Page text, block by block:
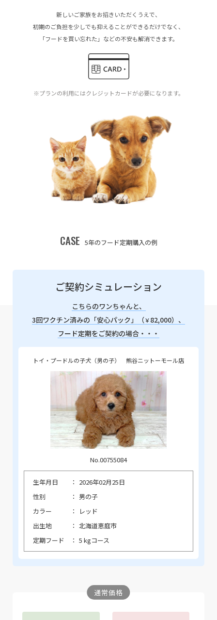
新しいご家族をお招きいただくうえで、
初期のご負担を少しでも抑えることができるだけでなく、
「フードを買い忘れた」などの不安も解消できます。
※プランの利用にはクレジットカードが必要になります。
CASE 5年のフード定期購入の例
ご契約シミュレーション
こちらのワンちゃんと、
3回ワクチン済みの「安心パック」（￥82,000）、
フード定期をご契約の場合・・・
トイ・プードルの子犬（男の子） 熊谷ニットーモール店
No.00755084
生年月日
2026年02月25日
性別
男の子
カラー
レッド
出生地
北海道恵庭市
定期フード
5 kgコース
通常価格